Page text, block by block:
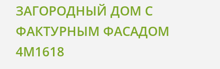
ЗАГОРОДНЫЙ ДОМ С
ФАКТУРНЫМ ФАСАДОМ
4M1618